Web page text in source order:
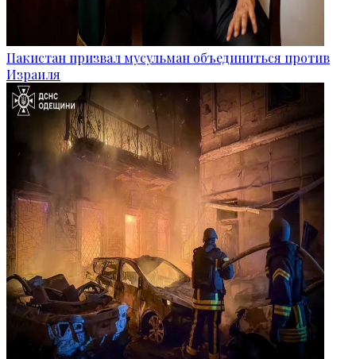
Пакистан призвал мусульман объединиться против
Израиля